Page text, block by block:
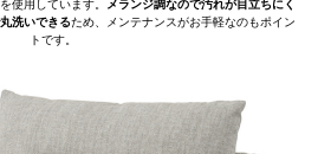
使用しています。
メランジ調なので汚れが目立ちにく
洗いできるため、メンテナンスがお手軽なのもポイン
トです。